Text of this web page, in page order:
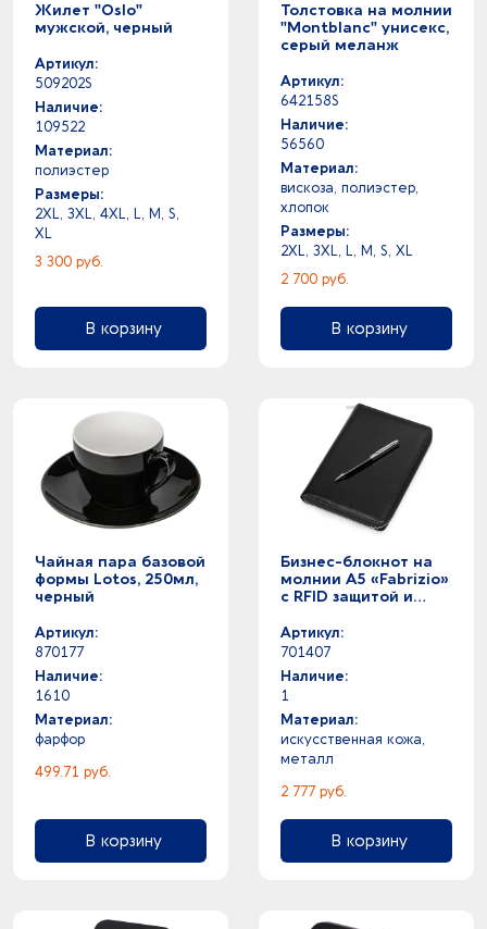
Жилет "Oslo"
мужской, черный
Артикул:
509202S
Наличие:
109522
Материал:
полиэстер
Размеры:
2XL, 3XL, 4XL, L, M, S,
XL
3 300 руб.
В корзину
Толстовка на молнии
"Montblanc" унисекс,
серый меланж
Артикул:
642158S
Наличие:
56560
Материал:
вискоза, полиэстер,
хлопок
Размеры:
2XL, 3XL, L, M, S, XL
2 700 руб.
В корзину
Чайная пара базовой
формы Lotos, 250мл,
черный
Артикул:
870177
Наличие:
1610
Материал:
фарфор
499.71 руб.
В корзину
Бизнес-блокнот на
молнии А5 «Fabrizio»
с RFID защитой и
Артикул:
701407
Наличие:
1
Материал:
искусственная кожа,
металл
2 777 руб.
В корзину